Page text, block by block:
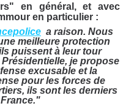
en général, et avec
en particulier :
a raison. Nous
meilleure protection
puissent à leur tour
je propose
excusable et la
pour les forces de
ils sont les derniers